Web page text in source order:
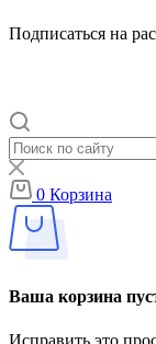
Подписаться на
0 Корзина
Ваша корзина
Исправить это